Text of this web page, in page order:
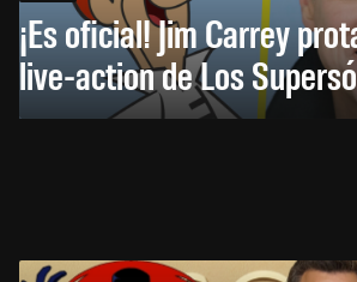
¡Es oficial! Jim Carrey
live-action de Los